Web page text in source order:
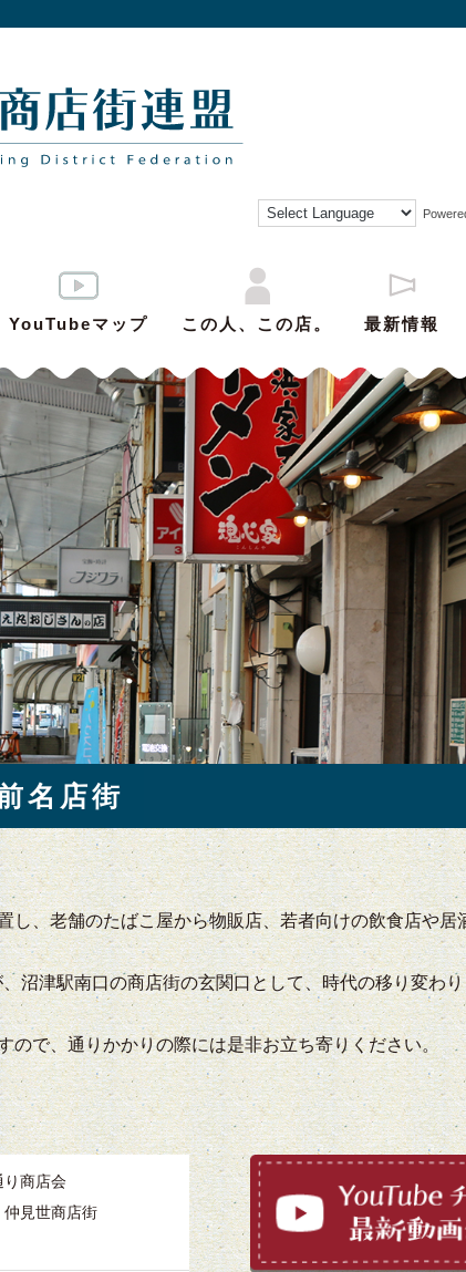
YouTubeマップ この人、この店。 最新情報
名店街
、老舗のたばこ屋から物販店、若者向けの飲食店や居
沼津駅南口の商店街の玄関口として、時代の移り変わ
ので、通りかかりの際には是非お立ち寄りください。
り商店会
仲見世商店街